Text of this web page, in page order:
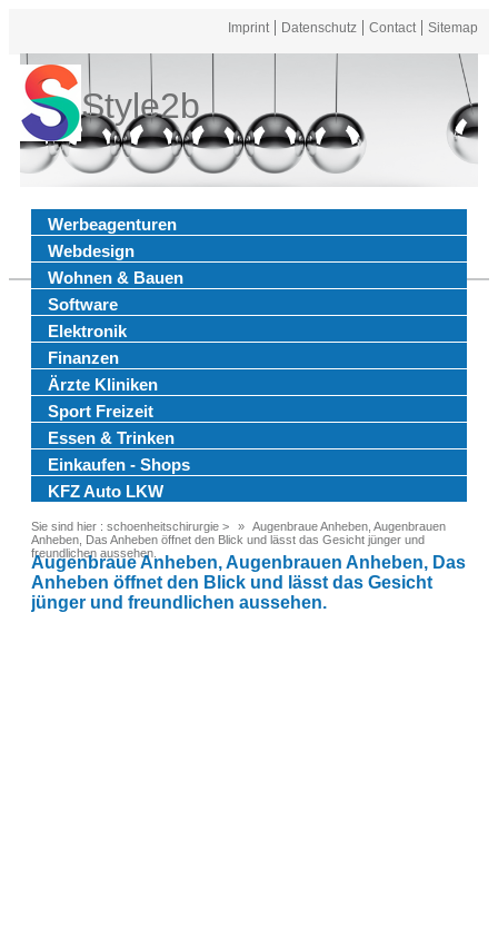
Imprint Datenschutz Contact Sitemap
Style2b
Werbeagenturen
Webdesign
Wohnen & Bauen
Software
Elektronik
Finanzen
Ärzte Kliniken
Sport Freizeit
Essen & Trinken
Einkaufen - Shops
KFZ Auto LKW
Sie sind hier : schoenheitschirurgie >
Augenbraue Anheben, Augenbrauen
Anheben, Das Anheben öffnet den Blick und lässt das Gesicht jünger und
freundlichen aussehen.
Augenbraue Anheben, Augenbrauen Anheben, Das
Anheben öffnet den Blick und lässt das Gesicht
jünger und freundlichen aussehen.